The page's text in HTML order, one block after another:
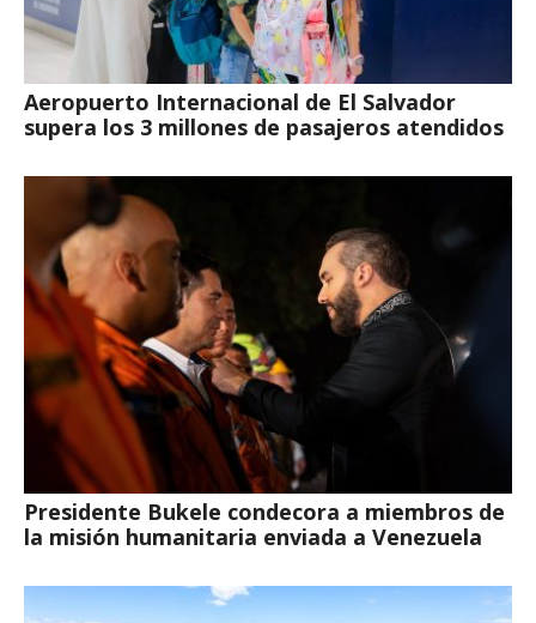
Aeropuerto Internacional de El Salvador
supera los 3 millones de pasajeros atendidos
Presidente Bukele condecora a miembros de
la misión humanitaria enviada a Venezuela